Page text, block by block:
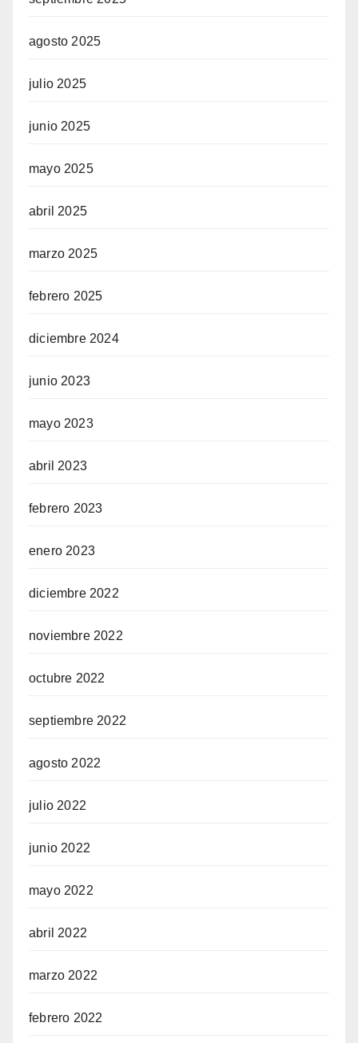
agosto 2025
julio 2025
junio 2025
mayo 2025
abril 2025
marzo 2025
febrero 2025
diciembre 2024
junio 2023
mayo 2023
abril 2023
febrero 2023
enero 2023
diciembre 2022
noviembre 2022
octubre 2022
septiembre 2022
agosto 2022
julio 2022
junio 2022
mayo 2022
abril 2022
marzo 2022
febrero 2022